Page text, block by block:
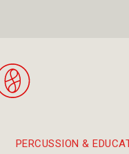
PERCUSSION &